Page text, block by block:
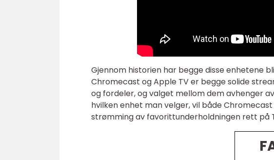
Gjennom historien har begge disse
Chromecast og Apple TV er begge solide
og fordeler, og valget mellom dem avhenger
hvilken enhet man velger, vil både
strømming av favorittunderholdningen rett på